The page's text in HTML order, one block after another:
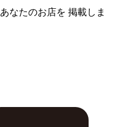
あなたのお店を 掲載しま